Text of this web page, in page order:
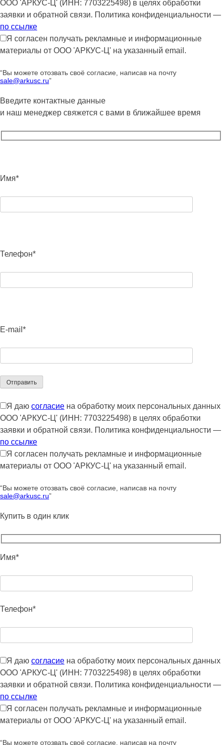
ООО 'АРКУС-Ц' (ИНН: 7703225498) в целях обработки
заявки и обратной связи. Политика конфиденциальности —
по ссылке
Я согласен получать рекламные и информационные
материалы от ООО 'АРКУС-Ц' на указанный email.
“Вы можете отозвать своё согласие, написав на почту
sale@arkusc.ru”
Введите контактные данные
и наш менеджер свяжется с вами в ближайшее время
Имя*
Телефон*
E-mail*
Я даю согласие на обработку моих персональных данных
ООО 'АРКУС-Ц' (ИНН: 7703225498) в целях обработки
заявки и обратной связи. Политика конфиденциальности —
по ссылке
Я согласен получать рекламные и информационные
материалы от ООО 'АРКУС-Ц' на указанный email.
“Вы можете отозвать своё согласие, написав на почту
sale@arkusc.ru”
Купить в один клик
Имя*
Телефон*
Я даю согласие на обработку моих персональных данных
ООО 'АРКУС-Ц' (ИНН: 7703225498) в целях обработки
заявки и обратной связи. Политика конфиденциальности —
по ссылке
Я согласен получать рекламные и информационные
материалы от ООО 'АРКУС-Ц' на указанный email.
“Вы можете отозвать своё согласие, написав на почту